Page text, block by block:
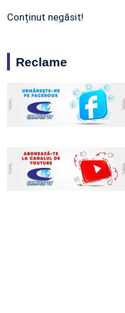
Conținut negăsit!
Reclame